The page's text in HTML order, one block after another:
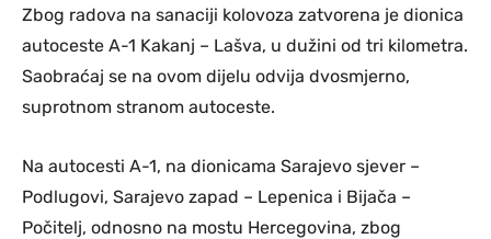
Zbog radova na sanaciji kolovoza zatvorena je dionica
autoceste A-1 Kakanj – Lašva, u dužini od tri kilometra.
Saobraćaj se na ovom dijelu odvija dvosmjerno,
suprotnom stranom autoceste.
Na autocesti A-1, na dionicama Sarajevo sjever –
Podlugovi, Sarajevo zapad – Lepenica i Bijača –
Počitelj, odnosno na mostu Hercegovina, zbog